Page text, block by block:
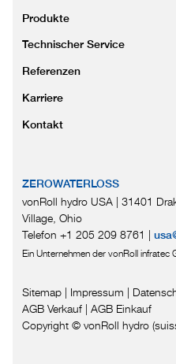
Produkte
Technischer Service
Referenzen
Karriere
Kontakt
ZEROWATERLOSS
vonRoll hydro USA | 31401
Village, Ohio
Telefon +1 205 209 8761 |
Ein Unternehmen der vonRoll infratec
Sitemap | Impressum |
AGB Verkauf | AGB Einkauf
Copyright © vonRoll hydro